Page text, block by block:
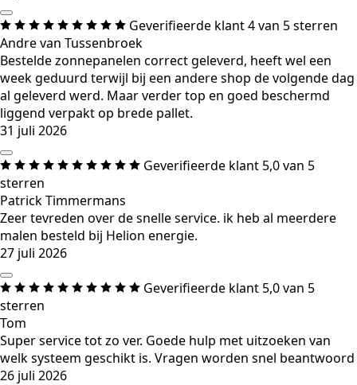
Geverifieerde klant4 van 5 sterren
Andre van Tussenbroek
Bestelde zonnepanelen correct geleverd, heeft wel een
week geduurd terwijl bij een andere shop de volgende dag
al geleverd werd. Maar verder top en goed beschermd
liggend verpakt op brede pallet.
31 juli 2026
Geverifieerde klant 5,0 van 5
sterren
Patrick Timmermans
Zeer tevreden over de snelle service. ik heb al meerdere
malen besteld bij Helion energie.
27 juli 2026
Geverifieerde klant 5,0 van 5
sterren
Tom
Super service tot zo ver. Goede hulp met uitzoeken van
welk systeem geschikt is. Vragen worden snel beantwoord
26 juli 2026